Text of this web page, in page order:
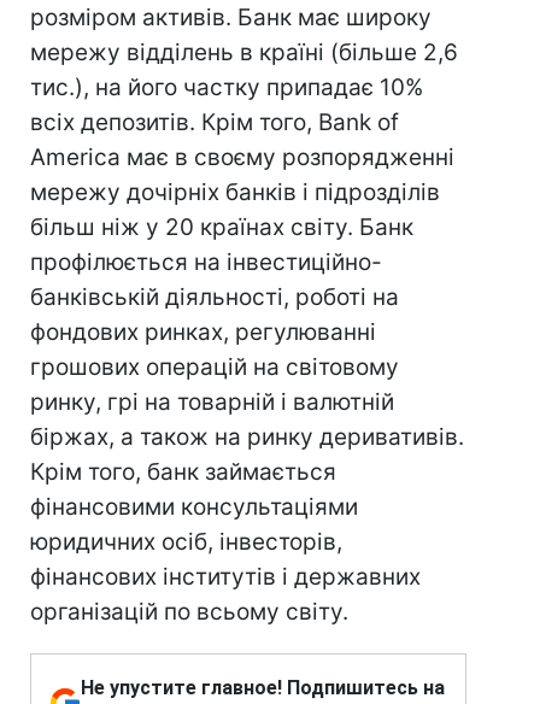
розміром активів. Банк має широку
мережу відділень в країні (більше 2,6
тис.), на його частку припадає 10%
всіх депозитів. Крім того, Bank of
America має в своєму розпорядженні
мережу дочірніх банків і підрозділів
більш ніж у 20 країнах світу. Банк
профілюється на інвестиційно-
банківській діяльності, роботі на
фондових ринках, регулюванні
грошових операцій на світовому
ринку, грі на товарній і валютній
біржах, а також на ринку деривативів.
Крім того, банк займається
фінансовими консультаціями
юридичних осіб, інвесторів,
фінансових інститутів і державних
організацій по всьому світу.
Не упустите главное! Подпишитесь на